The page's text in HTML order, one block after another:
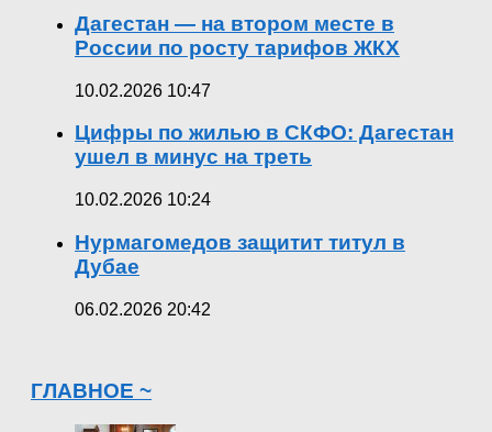
Дагестан — на втором месте в
России по росту тарифов ЖКХ
10.02.2026 10:47
Цифры по жилью в СКФО: Дагестан
ушел в минус на треть
10.02.2026 10:24
Нурмагомедов защитит титул в
Дубае
06.02.2026 20:42
ГЛАВНОЕ ~